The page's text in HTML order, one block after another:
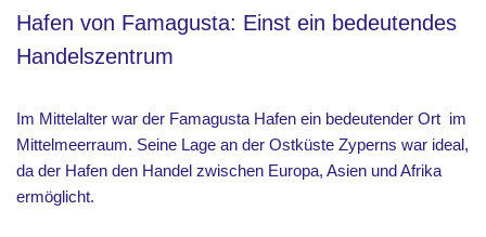
Hafen von Famagusta: Einst ein bedeutendes
Handelszentrum
Im Mittelalter war der Famagusta Hafen ein bedeutender Ort im
Mittelmeerraum. Seine Lage an der Ostküste Zyperns war ideal,
da der Hafen den Handel zwischen Europa, Asien und Afrika
ermöglicht.